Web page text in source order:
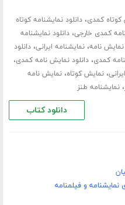
کوتاه کمدی،دانلود نمایشنامه کوتاه
کمدی خارجی،دانلود نمایشنامه
نمایش نامه،نمایشنامه ایرانی،دانلود
کمدی،دانلود نمایش نامه کمدی،
،نمایش کوتاه،نمایش نامه
،نمایشنامه طنز
دانلود کتاب
و فیلمنامه